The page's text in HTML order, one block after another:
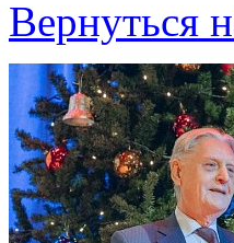
Вернуться